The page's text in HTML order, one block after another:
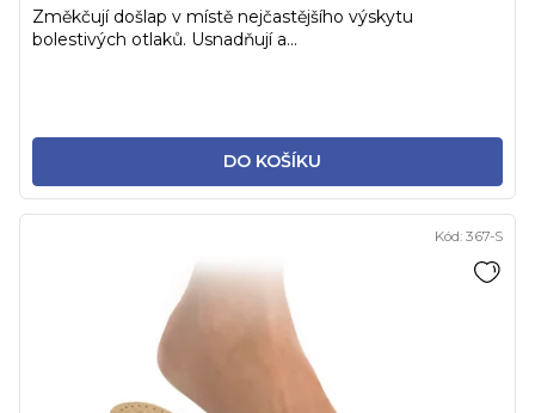
DO KOŠÍKU
Změkčují došlap v místě nejčastějšího výskytu
bolestivých otlaků. Usnadňují a...
Kód: 367-S